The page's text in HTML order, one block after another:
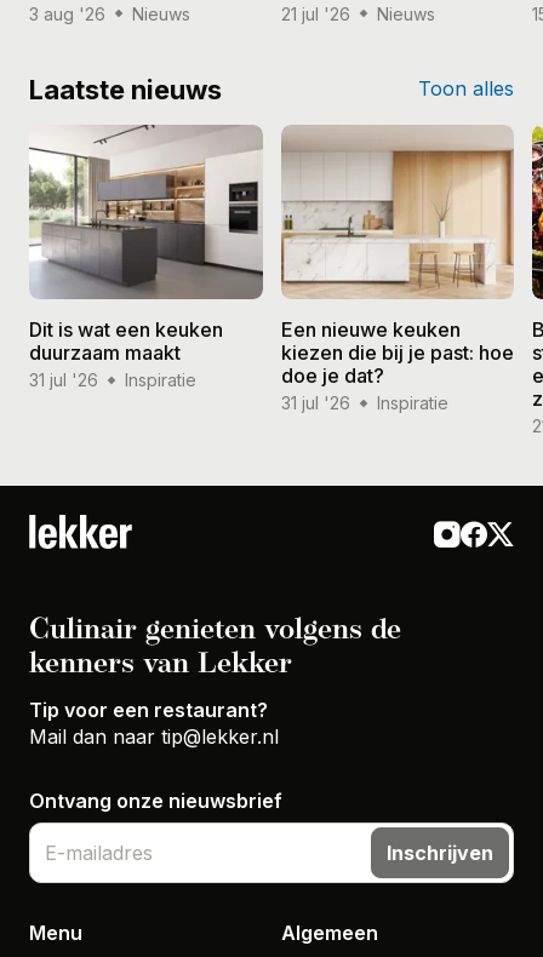
3 aug '26 Nieuws 21 jul '26 Nieuws
Laatste nieuws Toon alles
Dit is wat een keuken
duurzaam maakt
31 jul '26 Inspiratie
Een nieuwe keuken
kiezen die bij je past: hoe
doe je dat?
31 jul '26 Inspiratie
Culinair genieten volgens de
kenners van Lekker
Tip voor een restaurant?
Mail dan naar tip@lekker.nl
Ontvang onze nieuwsbrief
Inschrijven
Menu Algemeen